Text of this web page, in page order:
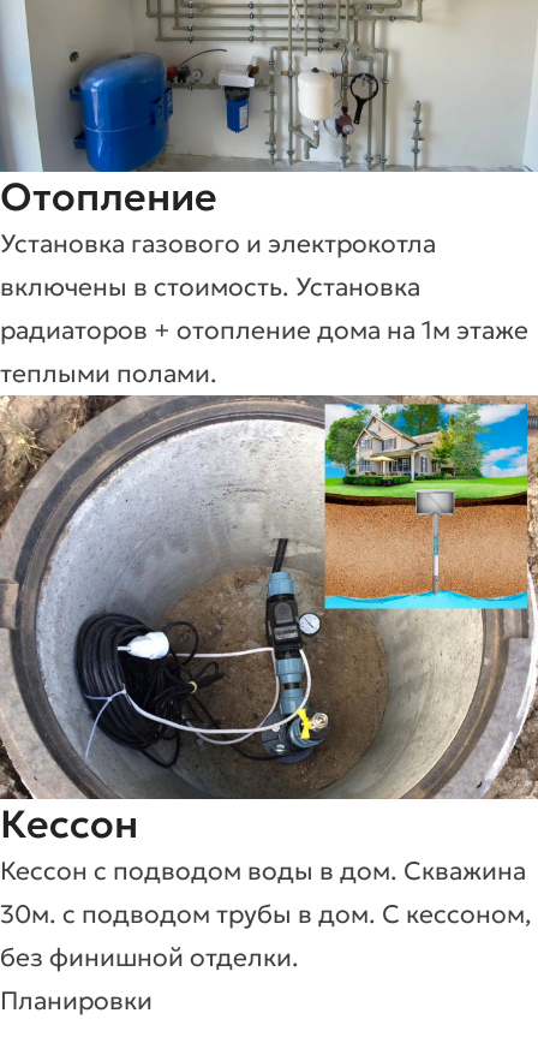
Отопление
Установка газового и электрокотла
включены в стоимость. Установка
радиаторов + отопление дома на 1м этаже
теплыми полами.
Кессон
Кессон с подводом воды в дом. Скважина
30м. с подводом трубы в дом. С кессоном,
без финишной отделки.
Планировки